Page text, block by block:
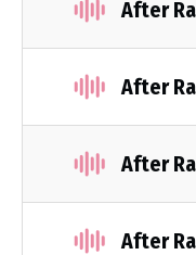
After
After
After
After